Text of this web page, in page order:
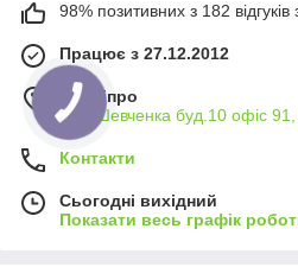
98% позитивних з 182 відгуків
Працює з 27.12.2012
м. Дніпро
вул. Шевченка буд.10 офіс
Контакти
Сьогодні вихідний
Показати весь графік